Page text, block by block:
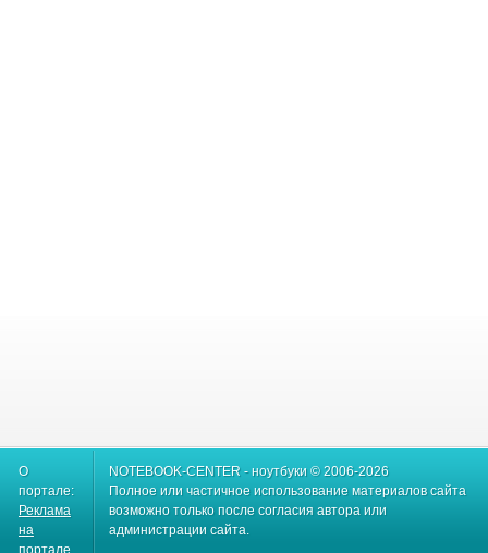
О
портале:
Реклама
на
портале
NOTEBOOK-CENTER - ноутбуки © 2006-2026
Полное или частичное использование материалов сайта
возможно только после согласия автора или
администрации сайта.